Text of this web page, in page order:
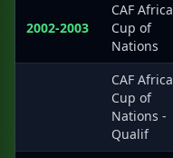
2002-2003
CAF Africa
Cup of
Nations
CAF Africa
Cup of
Nations -
Qualif